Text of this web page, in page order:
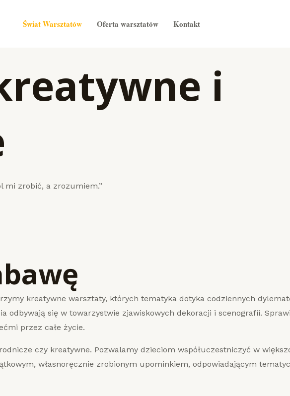
Świat Warsztatów Oferta warsztatów Kontakt
i
mi zrobić, a zrozumiem.”
kreatywne warsztaty, których tematyka dotyka codziennych
odbywają się w towarzystwie zjawiskowych dekoracji i scenografii.
przez całe życie.
czy kreatywne. Pozwalamy dzieciom współuczestniczyć w
własnoręcznie zrobionym upominkiem, odpowiadającym